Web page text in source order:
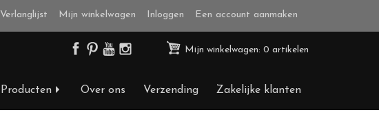
Verlanglijst Mijn winkelwagen Inloggen Een account aanmaken
Mijn winkelwagen: 0 artikelen
Producten Over ons Verzending Zakelijke klanten